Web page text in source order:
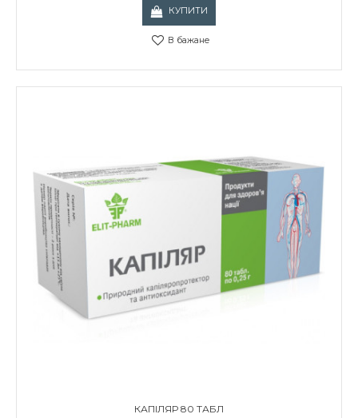
КУПИТИ
В бажане
КАПІЛЯР 80 ТАБЛ